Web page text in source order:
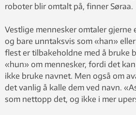
roboter blir omtalt på, finner Søraa.
Vestlige mennesker omtaler gjerne
og bare unntaksvis som «han»
flest er tilbakeholdne med å bruke
«hun» om mennesker, fordi det
ikke bruke navnet. Men også om
det vanlig å kalle dem ved navn.
som nettopp det, og ikke i mer